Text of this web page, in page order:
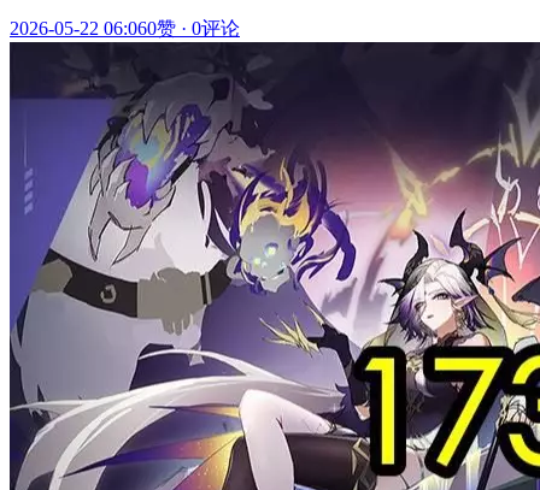
2026-05-22 06:060赞 · 0评论